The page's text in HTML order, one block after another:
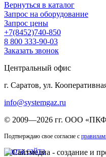
Вернуться в каталог
Запрос на оборудование
Запрос цены
+7(8452)740-850
8 800 333-90-03
Заказать звонок
Центральный офис
г. Саратов, ул.
info@systemgaz.ru
© 2009—2026 гг. ООО «ПКФ
Подтверждаю свое согласие с
Карта сайта